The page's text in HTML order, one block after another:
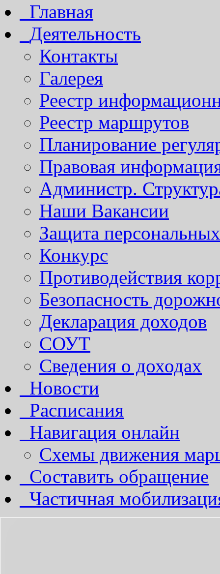
Главная
Деятельность
Контакты
Галерея
Реестр
Реестр маршрутов
Планирование
Правовая
Администр.
Наши Вакансии
Защита
Конкурс
Противодействия
Безопасность
Декларация доходов
СОУТ
Сведения о доходах
Новости
Расписания
Навигация онлайн
Схемы движения
Составить обращение
Частичная